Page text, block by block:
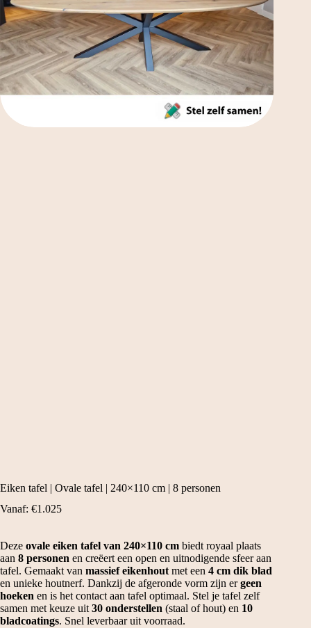
Eiken tafel | Ovale tafel | 240×110 cm | 8 personen
Vanaf: €1.025
Deze ovale eiken tafel van 240×110 cm biedt royaal plaats
aan 8 personen en creëert een open en uitnodigende sfeer aan
tafel. Gemaakt van massief eikenhout met een 4 cm dik blad
en unieke houtnerf. Dankzij de afgeronde vorm zijn ergeen
hoeken en is het contact aan tafel optimaal. Stel je tafel zelf
samen met keuze uit 30 onderstellen (staal of hout) en 10
bladcoatings. Snel leverbaar uit voorraad.